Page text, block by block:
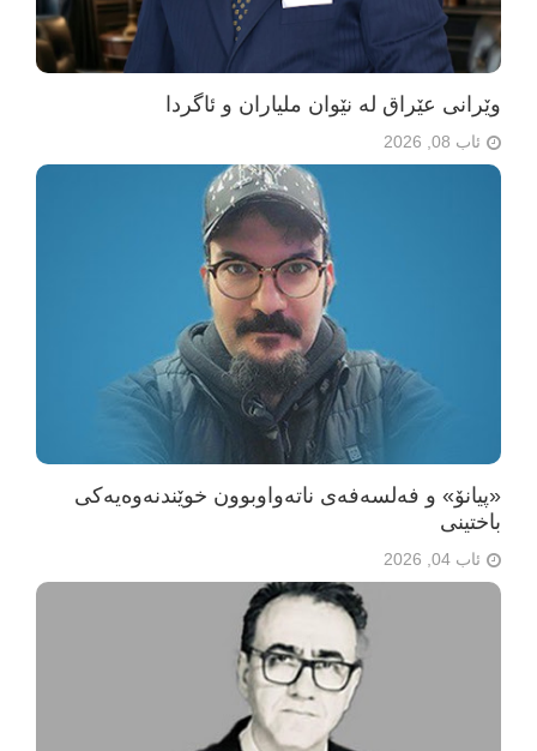
وێرانی عێراق لە نێوان ملیاران و ئاگردا
ئاب 08, 2026
«پیانۆ» و فەلسەفەی ناتەواوبوون خوێندنەوەیەکی
باختینی
ئاب 04, 2026